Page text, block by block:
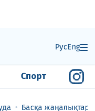
РусEng
Спорт
Басқа жаңалықтар